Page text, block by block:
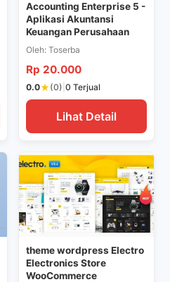
Accounting Enterprise 5 -
Aplikasi Akuntansi
Keuangan Perusahaan
Oleh: Toserba
Rp 20.000
0.0★(0) 0 Terjual
Lihat Detail
>
theme wordpress Electro
Electronics Store
WooCommerce